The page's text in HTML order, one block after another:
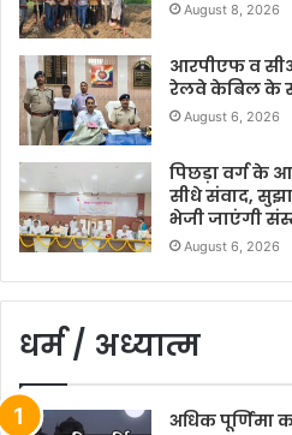
August 8, 2026
आरपीएफ व
रेलवे केबिल के
August 6, 2026
पिछड़ा वर्ग के
सीधे संवाद,
भेजी जाएंगी
August 6, 2026
धर्म / अध्यात्म
अधिक पूर्णिमा